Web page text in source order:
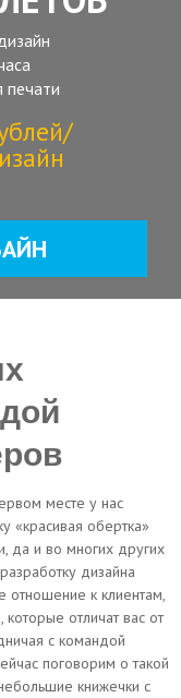
месте у нас
«красивая обертка»
да и во многих других
дизайна
отношение к клиентам,
отличат вас от
с командой
поговорим о такой
книжечки с